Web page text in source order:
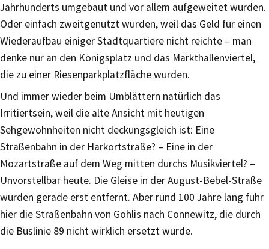
Jahrhunderts umgebaut und vor allem aufgeweitet wurden.
Oder einfach zweitgenutzt wurden, weil das Geld für einen
Wiederaufbau einiger Stadtquartiere nicht reichte – man
denke nur an den Königsplatz und das Markthallenviertel,
die zu einer Riesenparkplatzfläche wurden.
Und immer wieder beim Umblättern natürlich das
Irritiertsein, weil die alte Ansicht mit heutigen
Sehgewohnheiten nicht deckungsgleich ist: Eine
Straßenbahn in der Harkortstraße? – Eine in der
Mozartstraße auf dem Weg mitten durchs Musikviertel? –
Unvorstellbar heute. Die Gleise in der August-Bebel-Straße
wurden gerade erst entfernt. Aber rund 100 Jahre lang fuhr
hier die Straßenbahn von Gohlis nach Connewitz, die durch
die Buslinie 89 nicht wirklich ersetzt wurde.